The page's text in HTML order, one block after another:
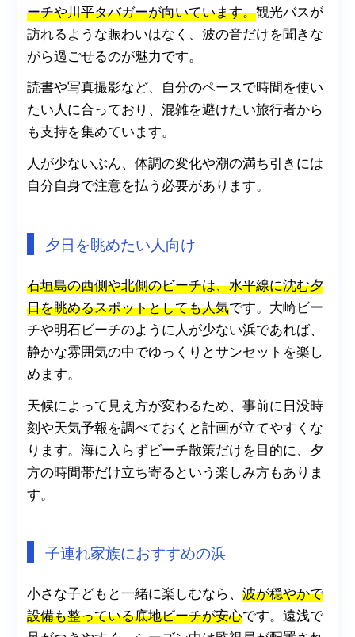
ーチや川平タバガーが向いています。観光バスが
訪れるような賑わいはなく、波の音だけを聞きな
がら過ごせるのが魅力です。
読書や写真撮影など、自分のペースで時間を使い
たい人に合っており、混雑を避けたい旅行者から
も支持を集めています。
人が少ないぶん、体調の変化や潮の満ち引きには
自分自身で注意を払う必要があります。
夕日を眺めたい人向け
石垣島の西側や北側のビーチは、水平線に沈む夕
日を眺めるスポットとしても人気です。大崎ビー
チや明石ビーチのように人が少ない浜であれば、
静かな雰囲気の中でゆっくりとサンセットを楽し
めます。
天候によって見え方が変わるため、事前に日没時
刻や天気予報を調べておくと計画が立てやすくな
ります。海に入らずビーチ散策だけを目的に、夕
方の時間帯だけ立ち寄るという楽しみ方もありま
す。
子連れ家族におすすめの浜
小さな子どもと一緒に楽しむなら、波が穏やかで
設備も整っている底地ビーチが安心です。遠浅で